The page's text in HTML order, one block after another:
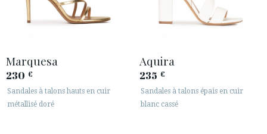
Marquesa
230 €
Sandales à talons hauts en cuir
métallisé doré
Aquira
235 €
Sandales à talons épais en cuir
blanc cassé